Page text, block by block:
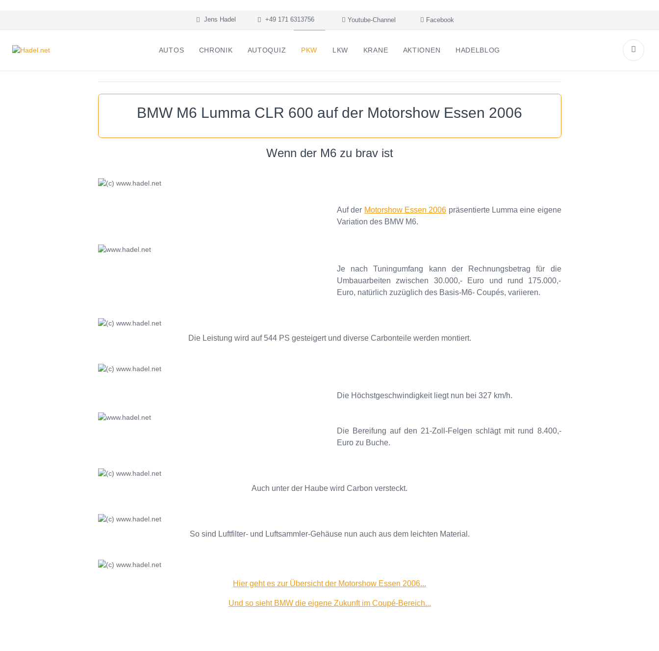
Jens Hadel +49 171 6313756 Youtube-Channel Facebook
AUTOS CHRONIK AUTOQUIZ PKW LKW KRANE AKTIONEN HADELBLOG
BMW M6 Lumma CLR 600 auf der Motorshow Essen 2006
Wenn der M6 zu brav ist
Auf der Motorshow Essen 2006 präsentierte Lumma eine eigene
Variation des BMW M6.
Je nach Tuningumfang kann der Rechnungsbetrag für die
Umbauarbeiten zwischen 30.000,- Euro und rund 175.000,-
Euro, natürlich zuzüglich des Basis-M6- Coupés, variieren.
Die Leistung wird auf 544 PS gesteigert und diverse Carbonteile werden montiert.
Die Höchstgeschwindigkeit liegt nun bei 327 km/h.
Die Bereifung auf den 21-Zoll-Felgen schlägt mit rund 8.400,-
Euro zu Buche.
Auch unter der Haube wird Carbon versteckt.
So sind Luftfilter- und Luftsammler-Gehäuse nun auch aus dem leichten Material.
Hier geht es zur Übersicht der Motorshow Essen 2006...
Und so sieht BMW die eigene Zukunft im Coupé-Bereich...